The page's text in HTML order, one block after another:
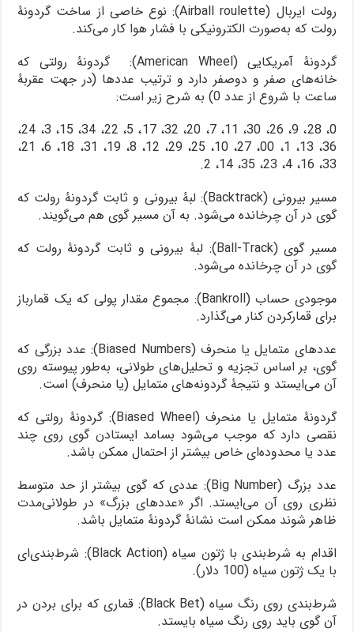
رولت ایربال (Airball roulette): نوع خاصی از ساخت گردونۀ
رولت که به‌صورت الکترونیکی با فشار هوا کار می‌کند.
گردونۀ آمریکایی (American Wheel): گردونۀ رولتی که
خانه‌های صفر و دوصفر دارد و ترتیب عددها (در جهت عقربۀ
ساعت با شروع از عدد 0) به شرح زیر است:
0، 28، 9، 26، 30، 11، 7، 20، 32، 17، 5، 22، 34، 15، 3، 24،
36، 13، 1، 00، 27، 10، 25، 29، 12، 8، 19، 31، 18، 6، 21،
33، 16، 4، 23، 35، 14، 2.
مسیر بیرونی (Backtrack): لبۀ بیرونی و ثابت گردونۀ رولت که
گوی در آن چرخانده می‌شود. به آن مسیر گوی هم می‌گویند.
مسیر گوی (Ball-Track): لبۀ بیرونی و ثابت گردونۀ رولت که
گوی در آن چرخانده می‌شود.
موجودی حساب (Bankroll): مجموع مقدار پولی که یک قمارباز
برای قمارکردن کنار می‌گذارد.
عددهای متمایل یا منحرف (Biased Numbers): عدد بزرگی که
گوی، بر اساس تجزیه و تحلیل‌های طولانی، به‌طور پیوسته روی
آن می‌ایستد و نتیجۀ گردونه‌های متمایل (یا منحرف) است.
گردونۀ متمایل یا منحرف (Biased Wheel): گردونۀ رولتی که
نقصی دارد که موجب می‌شود بسامد ایستادن گوی روی چند
عدد یا محدوده‌ای خاص بیشتر از احتمال ممکن باشد.
عدد بزرگ (Big Number): عددی که گوی بیشتر از حد متوسط
نظری روی آن می‌ایستد. اگر «عددهای بزرگ» در طولانی‌مدت
ظاهر شوند ممکن است نشانۀ گردونۀ متمایل باشد.
اقدام به شرط‌بندی با ژتون سیاه (Black Action): شرط‌بندی‌ای
با یک ژتون سیاه (100 دلار).
شرط‌بندی روی رنگ سیاه (Black Bet): قماری که برای بردن در
آن گوی باید روی رنگ سیاه بایستد.